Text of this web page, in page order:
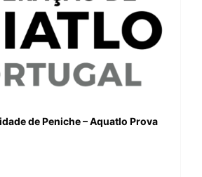
de Peniche – Aquatlo Prova